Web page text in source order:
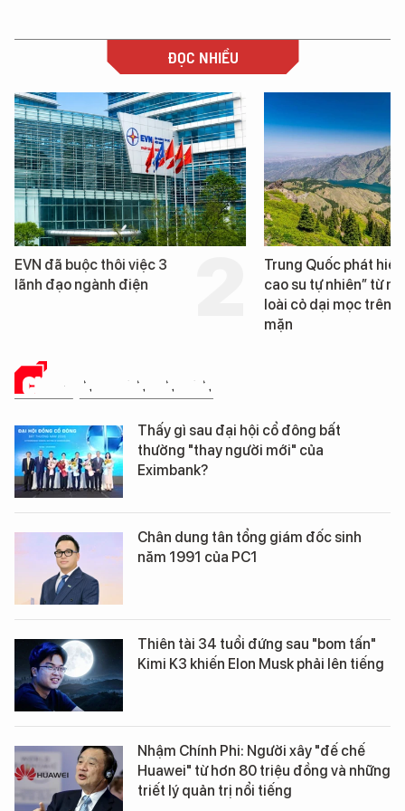
ĐỌC NHIỀU
Trung Quốc phát hiện “mỏ
cao su tự nhiên” từ một
Loạt dự án bất
Đà Nẵng sắp bị
CHUYỆN DOANH NHÂN
Thấy gì sau đại hội cổ đông bất
thường "thay người mới" của
Eximbank?
Chân dung tân tổng giám đốc sinh
năm 1991 của PC1
Thiên tài 34 tuổi đứng sau "bom tấn"
Kimi K3 khiến Elon Musk phải lên tiếng
Nhậm Chính Phi: Người xây "đế chế
Huawei" từ hơn 80 triệu đồng và những
triết lý quản trị nổi tiếng